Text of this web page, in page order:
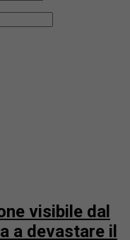
visibile dal
a devastare il